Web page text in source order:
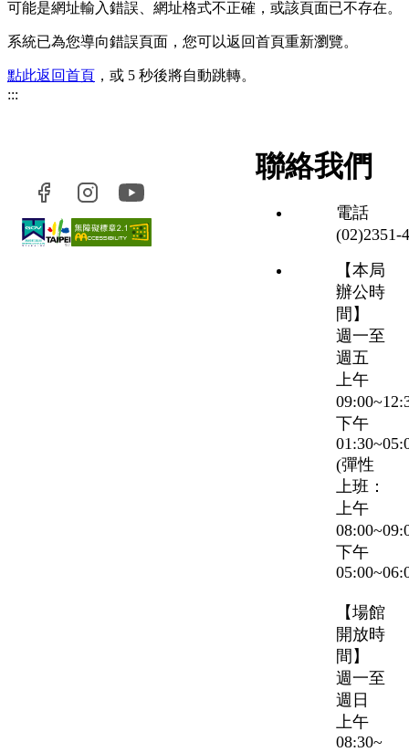
可能是網址輸入錯誤、網址格式不正確，或該頁面已不存在。
系統已為您導向錯誤頁面，您可以返回首頁重新瀏覽。
點此返回首頁 ，或 5 秒後將自動跳轉。
:::
聯絡我們
電話
【本局
辦公時
間】
週一至
週五
上午
下午
(彈性
上班：
上午
下午
【場館
開放時
間】
週一至
週日
上午
08:30~